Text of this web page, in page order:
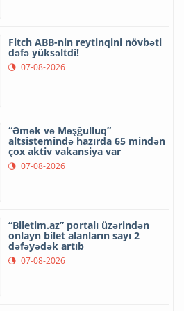
Fitch ABB-nin reytinqini növbəti
dəfə yüksəltdi!
07-08-2026
“Əmək və Məşğulluq”
altsistemində hazırda 65 mindən
çox aktiv vakansiya var
07-08-2026
“Biletim.az” portalı üzərindən
onlayn bilet alanların sayı 2
dəfəyədək artıb
07-08-2026